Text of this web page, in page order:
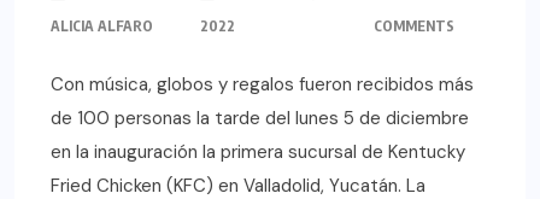
ALICIA ALFARO
2022
COMMENTS
Con música, globos y regalos fueron recibidos más
de 100 personas la tarde del lunes 5 de diciembre
en la inauguración la primera sucursal de Kentucky
Fried Chicken (KFC) en Valladolid, Yucatán. La